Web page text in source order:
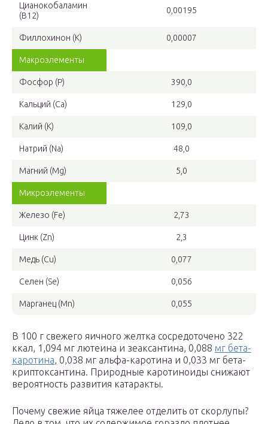
Цианокобаламин
(B12)
0,00195
Филлохинон (K) 0,00007
Макроэлементы
Фосфор (Р) 390,0
Кальций (Са) 129,0
Калий (К) 109,0
Натрий (Na) 48,0
Магний (Mg) 5,0
Микроэлементы
Железо (Fe) 2,73
Цинк (Zn) 2,3
Медь (Cu) 0,077
Селен (Se) 0,056
Марганец (Mn) 0,055
В 100 г свежего яичного желтка сосредоточено 322
ккал, 1,094 мг лютеина и зеаксантина, 0,088 мг бета-
каротина, 0,038 мг альфа-каротина и 0,033 мг бета-
криптоксантина. Природные каротиноиды снижают
вероятность развития катаракты.
Почему свежие яйца тяжелее отделить от скорлупы?